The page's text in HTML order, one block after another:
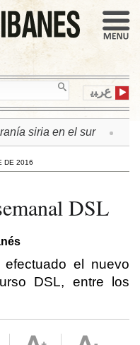
ﻉﺮﺒﻳ
siria en el sur
DE 2016
DSL
el nuevo
DSL, entre los